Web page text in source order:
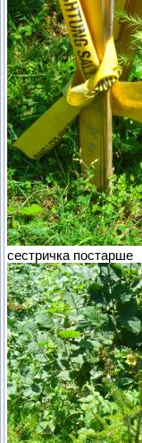
сестричка постарше